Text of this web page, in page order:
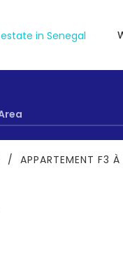
/ APPARTEMENT F3